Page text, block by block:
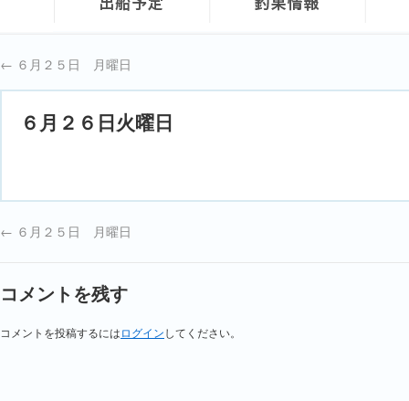
← ６月２５日 月曜日
６月２６日火曜日
← ６月２５日 月曜日
コメントを残す
コメントを投稿するには ログイン してください。